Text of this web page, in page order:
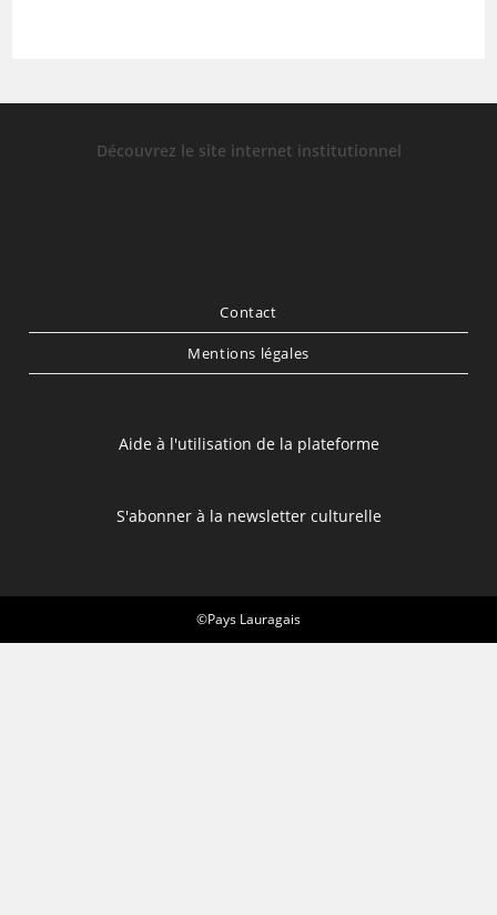
Découvrez le site internet institutionnel
Contact
Mentions légales
Aide à l'utilisation de la plateforme
S'abonner à la newsletter culturelle
©Pays Lauragais